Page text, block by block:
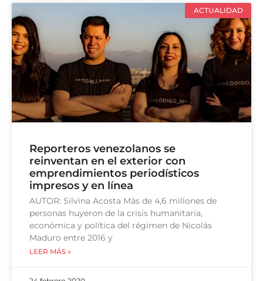
ACTUALIDAD
Reporteros venezolanos se
reinventan en el exterior con
emprendimientos periodísticos
impresos y en línea
AUTOR: Silvina Acosta Más de 4,6 millones de
personas huyeron de la crisis humanitaria,
económica y política del régimen de Nicolás
Maduro entre 2016 y
LEER MÁS »